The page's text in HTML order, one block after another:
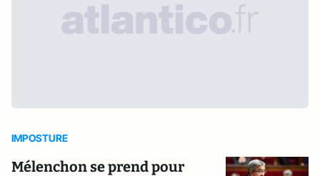
IMPOSTURE
Mélenchon se prend pour